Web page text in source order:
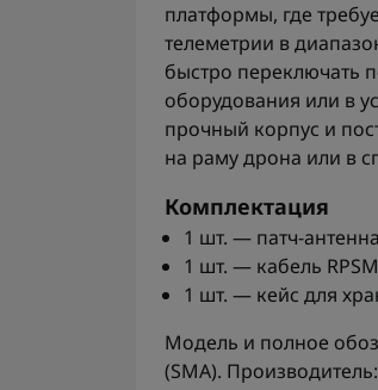
платформы, где
телеметрии в
быстро переключать
оборудования или в
прочный корпус и
на раму дрона или в
Комплектация
1 шт. — патч-
1 шт. — кабель
1 шт. — кейс для
Модель и полное
(SMA).